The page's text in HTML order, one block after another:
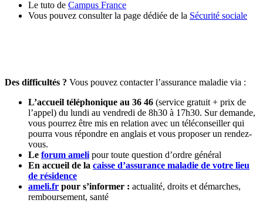
Le tuto de Campus France
Vous pouvez consulter la page dédiée de la Sécurité sociale
Des difficultés ? Vous pouvez contacter l’assurance maladie via :
L’accueil téléphonique au 36 46 (service gratuit + prix de
l’appel) du lundi au vendredi de 8h30 à 17h30. Sur demande,
vous pourrez être mis en relation avec un téléconseiller qui
pourra vous répondre en anglais et vous proposer un rendez-
vous.
Le forum ameli pour toute question d’ordre général
En accueil de la caisse d’assurance maladie de votre lieu
de résidence
ameli.fr pour s’informer : actualité, droits et démarches,
remboursement, santé